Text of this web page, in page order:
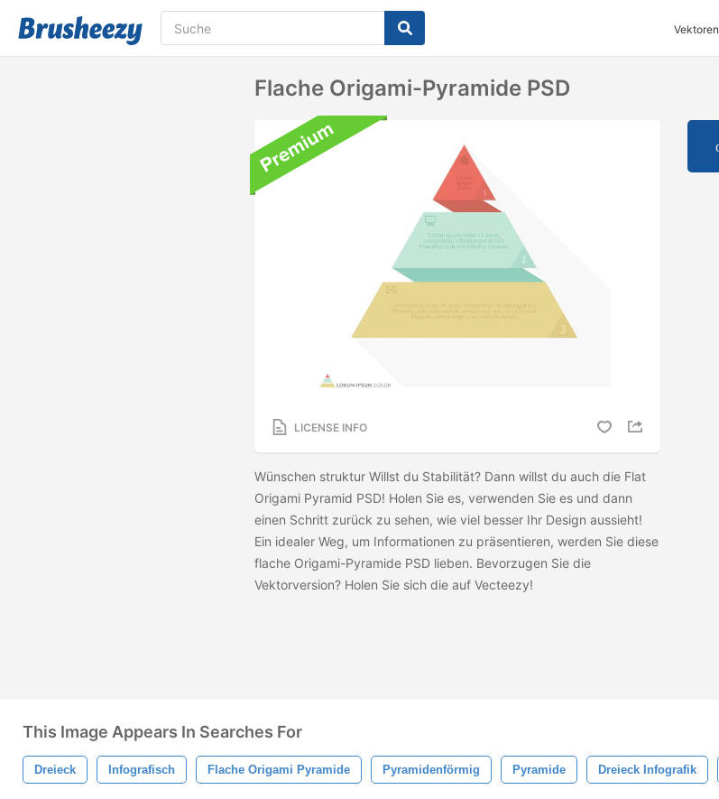
Vektoren
Flache Origami-Pyramide PSD
LICENSE INFO
Wünschen struktur Willst du Stabilität? Dann willst du auch die Flat
Origami Pyramid PSD! Holen Sie es, verwenden Sie es und dann
einen Schritt zurück zu sehen, wie viel besser Ihr Design aussieht!
Ein idealer Weg, um Informationen zu präsentieren, werden Sie diese
flache Origami-Pyramide PSD lieben. Bevorzugen Sie die
Vektorversion? Holen Sie sich die auf Vecteezy!
This Image Appears In Searches For
Dreieck Infografisch Flache Origami Pyramide Pyramidenförmig Pyramide Dreieck Infografik